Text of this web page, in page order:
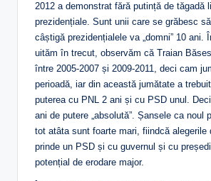
2012 a demonstrat fără putință de tăgadă
prezidențiale. Sunt unii care se grăbesc
câștigă prezidențialele va „domni” 10 ani.
uităm în trecut, observăm că Traian
între 2005-2007 și 2009-2011, deci cam
perioadă, iar din această jumătate a
puterea cu PNL 2 ani și cu PSD unul.
ani de putere „absolută”. Șansele ca noul
tot atâta sunt foarte mari, fiindcă alegerile
prinde un PSD și cu guvernul și cu
potențial de erodare major.